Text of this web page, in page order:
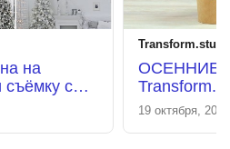
на
съёмку с
года!
ОСЕННИЕ
19 октября,